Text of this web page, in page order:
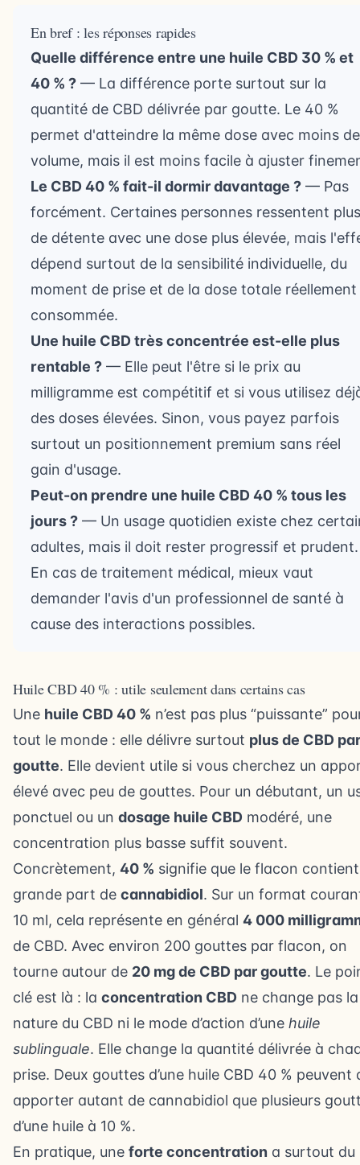
En bref : les réponses rapides
Quelle différence entre une huile CBD 30 % et
40 % ? — La différence porte surtout sur la
quantité de CBD délivrée par goutte. Le 40 %
permet d'atteindre la même dose avec moins de
volume, mais il est moins facile à ajuster
Le CBD 40 % fait-il dormir davantage ? — Pas
forcément. Certaines personnes ressentent plus
de détente avec une dose plus élevée, mais
dépend surtout de la sensibilité individuelle, du
moment de prise et de la dose totale réellement
consommée.
Une huile CBD très concentrée est-elle plus
rentable ? — Elle peut l'être si le prix au
milligramme est compétitif et si vous utilisez
des doses élevées. Sinon, vous payez parfois
surtout un positionnement premium sans réel
gain d'usage.
Peut-on prendre une huile CBD 40 % tous les
jours ? — Un usage quotidien existe chez
adultes, mais il doit rester progressif et prudent.
En cas de traitement médical, mieux vaut
demander l'avis d'un professionnel de santé à
cause des interactions possibles.
Huile CBD 40 % : utile seulement dans certains cas
Une huile CBD 40 % n’est pas plus “puissante”
tout le monde : elle délivre surtout plus de CBD par
goutte. Elle devient utile si vous cherchez un
élevé avec peu de gouttes. Pour un débutant, un
ponctuel ou un dosage huile CBD modéré, une
concentration plus basse suffit souvent.
Concrètement, 40 % signifie que le flacon
grande part de cannabidiol. Sur un format
10 ml, cela représente en général 4 000
de CBD. Avec environ 200 gouttes par flacon, on
tourne autour de 20 mg de CBD par goutte. Le
clé est là : la concentration CBD ne change pas la
nature du CBD ni le mode d’action d’une huile
sublinguale. Elle change la quantité délivrée à
prise. Deux gouttes d’une huile CBD 40 % peuvent
apporter autant de cannabidiol que plusieurs
d’une huile à 10 %.
En pratique, une forte concentration a surtout du